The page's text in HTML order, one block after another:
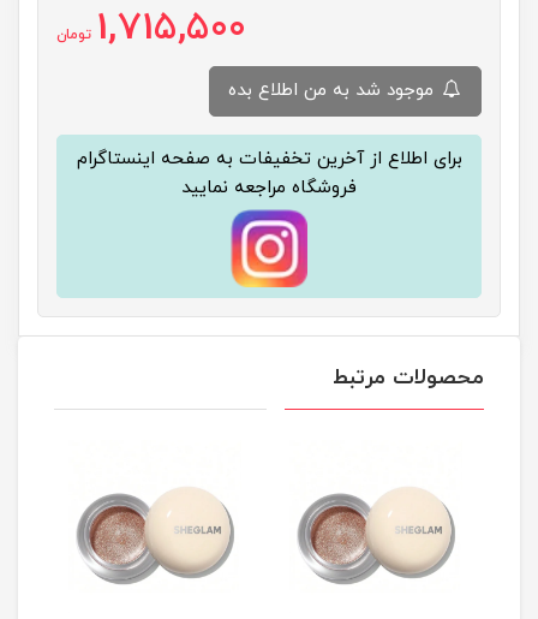
1,715,500 تومان
برای اطلاع از آخرین تخفیفات به صفحه اینستاگرام
فروشگاه مراجعه نمایید
محصولات مرتبط